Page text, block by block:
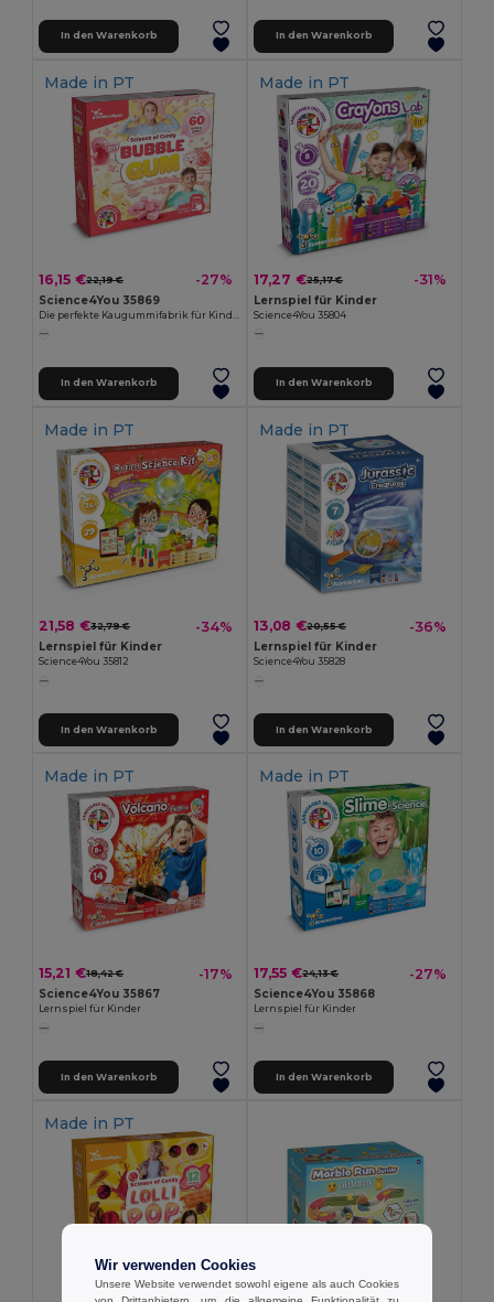
In den Warenkorb In den Warenkorb
Made in PT
16,15 €22,19 € -27%
Science4You 35869
In den Warenkorb
Made in PT
17,27 €25,17 € -31%
Lernspiel für Kinder
Science4You 35804
In den Warenkorb
Made in PT
21,58 €32,79 € -34%
Lernspiel für Kinder
Science4You 35812
In den Warenkorb
Made in PT
13,08 €20,55 € -36%
Lernspiel für Kinder
Science4You 35828
In den Warenkorb
Made in PT
15,21 €18,42 € -17%
Science4You 35867
Lernspiel für Kinder
In den Warenkorb
Made in PT
17,55 €24,13 € -27%
Science4You 35868
Lernspiel für Kinder
In den Warenkorb
Made in PT
Wir verwenden Cookies
Unsere Website verwendet sowohl eigene als auch Cookies